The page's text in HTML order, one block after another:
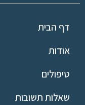
דף הבית
אודות
טיפולים
שאלות תשובות